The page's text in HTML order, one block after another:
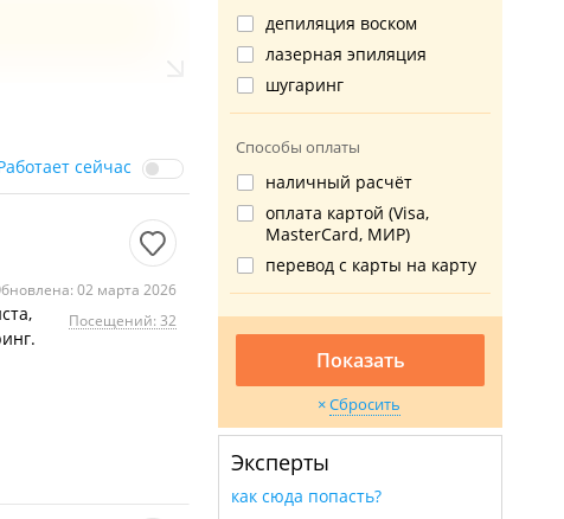
сейчас
02 марта 2026
Посещений: 32
депиляция воском
лазерная эпиляция
шугаринг
Способы оплаты
наличный расчёт
оплата картой (Visa,
MasterCard, МИР)
перевод с карты на карту
Показать
Сбросить
Эксперты
как сюда попасть?